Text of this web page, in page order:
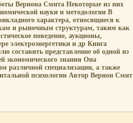
Вернона Смита Некоторые из них
науки и методологии В
характера, относящиеся к
и рыночным структурам, таким как
поведение, аукционы,
электроэнергетики и др Книга
составить представление об одной из
экономического знания Она
различной специализации, а также
психологии Автор Вернон Смит